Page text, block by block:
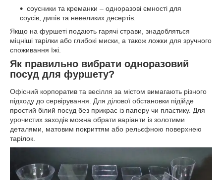
соусники та креманки – одноразові ємності для
соусів, дипів та невеликих десертів.
Якщо на фуршеті подають гарячі страви, знадобляться
міцніші тарілки або глибокі миски, а також ложки для зручного
споживання їжі.
Як правильно вибрати одноразовий
посуд для фуршету?
Офісний корпоратив та весілля за містом вимагають різного
підходу до сервірування. Для ділової обстановки підійде
простий білий посуд без прикрас із паперу чи пластику. Для
урочистих заходів можна обрати варіанти із золотими
деталями, матовим покриттям або рельєфною поверхнею
тарілок.